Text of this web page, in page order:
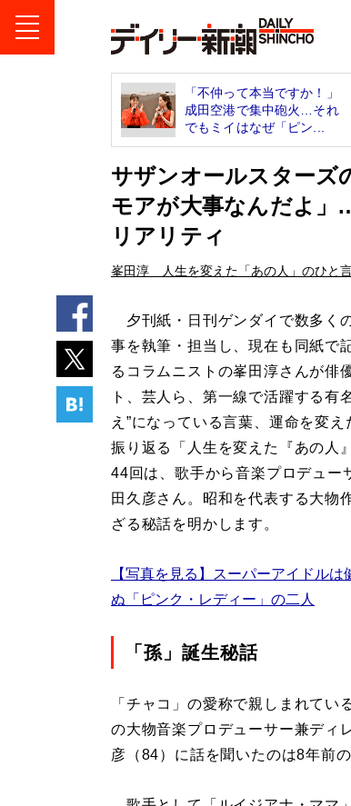
「不仲って本当ですか！」
成田空港で集中砲火…それ
でもミイはなぜ「ピン...
サザンオールスターズ
モアが大事なんだよ」
リアリティ
峯田淳 人生を変えた「あの人」のひと
夕刊紙・日刊ゲンダイで数多く
事を執筆・担当し、現在も同紙で
るコラムニストの峯田淳さんが俳
ト、芸人ら、第一線で活躍する有
え”になっている言葉、運命を変
振り返る「人生を変えた『あの人
44回は、歌手から音楽プロデュー
田久彦さん。昭和を代表する大物
ざる秘話を明かします。
【写真を見る】スーパーアイドルは
ぬ「ピンク・レディー」の二人
「孫」誕生秘話
「チャコ」の愛称で親しまれてい
の大物音楽プロデューサー兼ディ
彦（84）に話を聞いたのは8年前の